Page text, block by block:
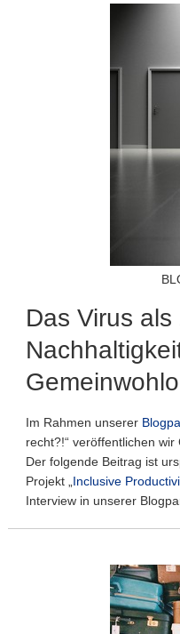
Das Virus als
Im Rahmen unserer
recht?!“ veröffentlichen
Der folgende Beitrag ist
Projekt „ Inclusive
Interview in unserer